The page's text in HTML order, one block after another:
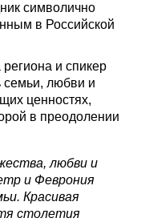
символично
в Российской
и спикер
семьи, любви и
ценностях,
в преодолении
любви и
и Феврония
Красивая
столетия